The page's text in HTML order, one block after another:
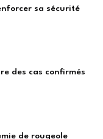
sa sécurité
des cas confirmés
de rougeole